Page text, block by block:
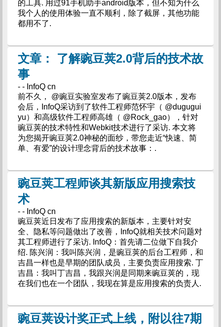
的工具. 用过91手机助手android版本，但不知为什么
我个人的使用体验一直不顺利，除了截屏，其他功能
都用不了.
文章： 了解豌豆荚2.0背后的技术故
事
- - InfoQ cn
前不久， @豌豆实验室发布了豌豆荚2.0版本，发布
会后，InfoQ采访到了软件工程师范怀宇（ @dugugui
yu）和高级软件工程师高雄（ @Rock_gao），针对
豌豆荚的技术特性和Webkit技术进行了采访. 本文将
为您揭开豌豆荚2.0神秘的面纱，带您走近“快速、简
单、有爱”的设计理念背后的技术故事：.
豌豆荚工程师谈其新版应用搜索技
术
- - InfoQ cn
豌豆荚近日发布了应用搜索的新版本，主要针对安
全、隐私等问题做出了改善，InfoQ就相关技术问题对
其工程师进行了采访. InfoQ：首先请二位做下自我介
绍. 陈兴润：我叫陈兴润，是豌豆荚的后台工程师，和
吉昌一样也是早期的团队成员，主要负责应用搜索. 丁
吉昌：我叫丁吉昌，我跟兴润是同期来豌豆荚的，现
在我们也在一个团队，我现在算是应用搜索的负责人.
豌豆荚设计奖正式上线，附以往7期